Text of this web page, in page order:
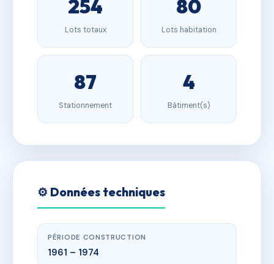
254
Lots totaux
80
Lots habitation
87
Stationnement
4
Bâtiment(s)
⚙️ Données techniques
PÉRIODE CONSTRUCTION
1961 – 1974